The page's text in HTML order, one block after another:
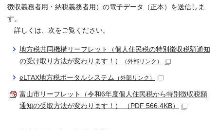
徴収義務者用・納税義務者用）の電子データ（正本）を送信しま
す。
詳しくは、次をご覧ください。
地方税共同機構リーフレット（個人住民税の特別徴収税額通知
の受け取り方法が変わります！）
（外部リンク）
eLTAX地方税ポータルシステム （外部リンク）
富山市リーフレット（令和6年度個人住民税から特別徴収税額
通知の受取方法が変わります！） （PDF 566.4KB）